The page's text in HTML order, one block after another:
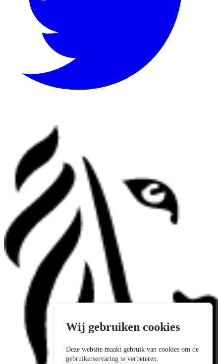
Wij gebruiken cookies
Deze website maakt gebruik van cookies om de
gebruikerservaring te verbeteren.